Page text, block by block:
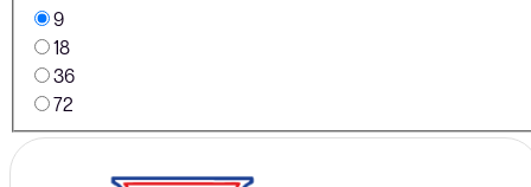
9
18
36
72